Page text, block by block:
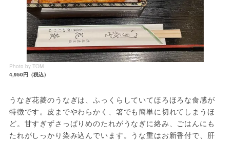
Photo by TOM
4,950円（税込）
うなぎ花菱のうなぎは、ふっくらしていてほろほろな食感が
特徴です。皮までやわらかく、箸でも簡単に切れてしまうほ
ど。甘すぎずさっぱりめのたれがうなぎに絡み、ごはんにも
たれがしっかり染み込んでいます。うな重はお新香付で、肝